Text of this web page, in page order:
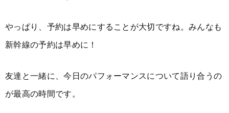
やっぱり、予約は早めにすることが大切ですね。みんなも
新幹線の予約は早めに！
友達と一緒に、今日のパフォーマンスについて語り合うの
が最高の時間です。